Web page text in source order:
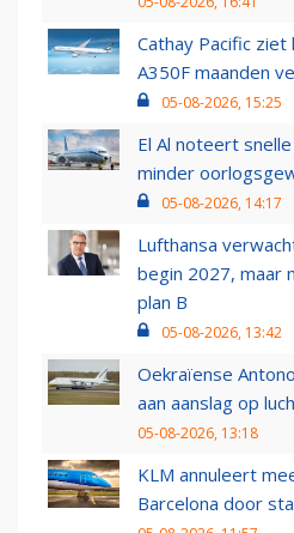
Cathay Pacific
A350F maanden
05-08-2026, 15:25
El Al noteert
minder
05-08-2026, 14:17
Lufthansa
begin 2027, maar
plan B
05-08-2026, 13:42
Oekraïense
aan aanslag op
05-08-2026, 13:18
KLM annuleert
Barcelona door